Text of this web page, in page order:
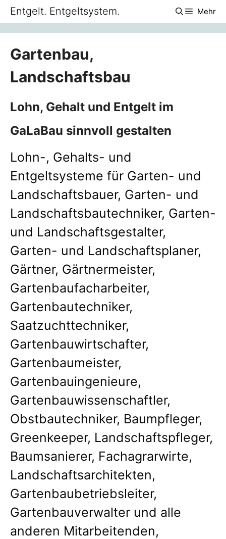
Zum
springen
Entgelt. Entgeltsystem. Mehr
Gartenbau,
Landschaftsbau
Lohn, Gehalt und Entgelt im
GaLaBau sinnvoll gestalten
Lohn-, Gehalts- und
Entgeltsysteme für Garten- und
Landschaftsbauer, Garten- und
Landschaftsbautechniker, Garten-
und Landschaftsgestalter,
Garten- und Landschaftsplaner,
Gärtner, Gärtnermeister,
Gartenbaufacharbeiter,
Gartenbautechniker,
Saatzuchttechniker,
Gartenbauwirtschafter,
Gartenbaumeister,
Gartenbauingenieure,
Gartenbauwissenschaftler,
Obstbautechniker, Baumpfleger,
Greenkeeper, Landschaftspfleger,
Baumsanierer, Fachagrarwirte,
Landschaftsarchitekten,
Gartenbaubetriebsleiter,
Gartenbauverwalter und alle
anderen Mitarbeitenden,